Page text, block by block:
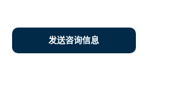
发送咨询信息